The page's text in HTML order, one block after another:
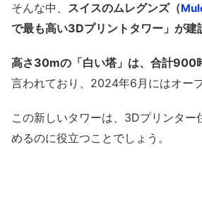
そんな中、 スイスのムレグンズ（
で最も高い3Dプリントタワー」が建
高さ30mの「白い塔」は、合計900
言われており、2024年6月にはオー
この新しいタワーは、3Dプリンター
めるのに役立つことでしょう。